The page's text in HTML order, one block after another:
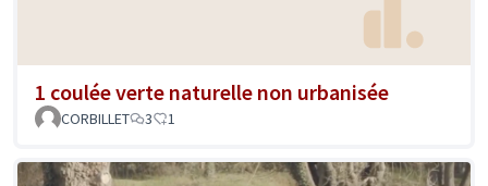
1 coulée verte naturelle non urbanisée
CORBILLET 3 1